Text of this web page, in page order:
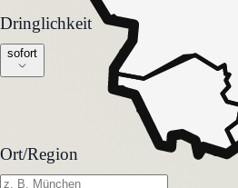
Dringlichkeit
Dringlichkeit
sofort
Ort/Region